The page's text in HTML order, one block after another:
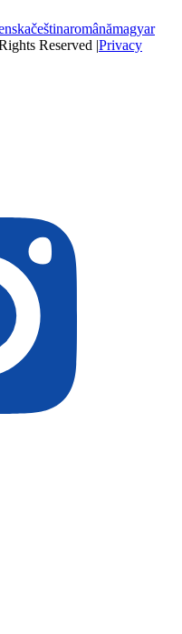
češtinaromânămagyar
Reserved |Privacy